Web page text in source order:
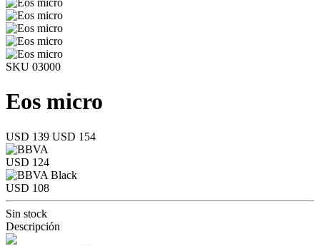
SKU 03000
Eos micro
USD 139 USD 154
USD 124
USD 108
Sin stock
Descripción